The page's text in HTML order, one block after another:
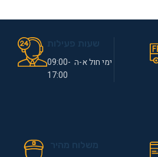
ימי חול א-ה 09:00-
17:00